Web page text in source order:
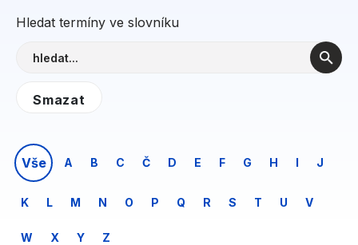
Hledat termíny ve slovníku
Vše A B C Č D E F G H I J
K L M N O P Q R S T U V
W X Y Z